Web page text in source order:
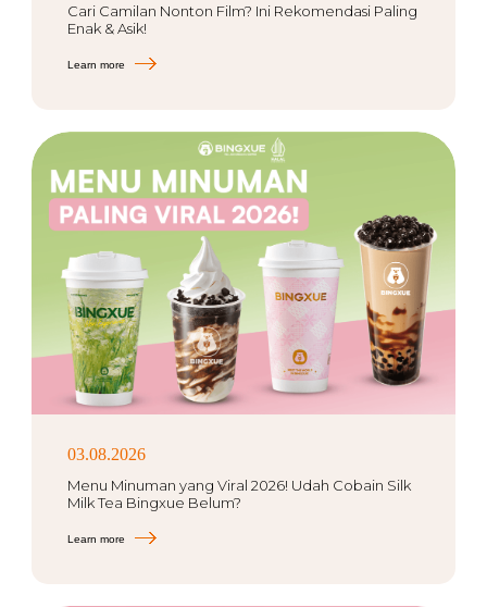
Cari Camilan Nonton Film? Ini Rekomendasi Paling
Enak & Asik!
Learn more
03.08.2026
Menu Minuman yang Viral 2026! Udah Cobain Silk
Milk Tea Bingxue Belum?
Learn more